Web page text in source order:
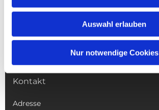
Auswahl erlauben
Nur notwendige Cookies
Gottesdienste
Veranstaltungen & Angebote
Kindertagesstätte St. Andreas
Kontakt
Adresse